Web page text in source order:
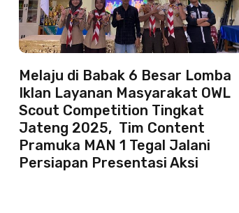
Melaju di Babak 6 Besar Lomba
Iklan Layanan Masyarakat OWL
Scout Competition Tingkat
Jateng 2025, Tim Content
Pramuka MAN 1 Tegal Jalani
Persiapan Presentasi Aksi